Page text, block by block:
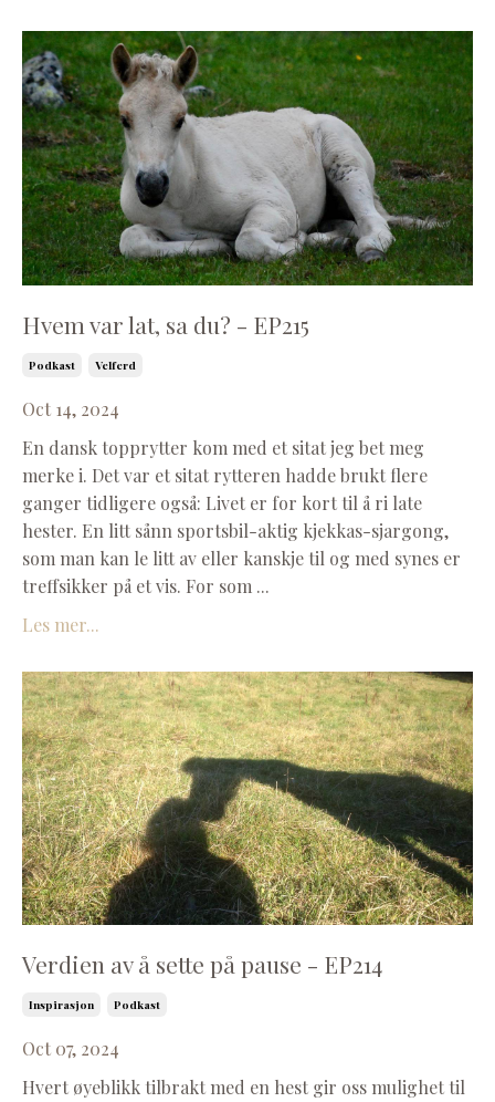
Hvem var lat, sa du? - EP215
Podkast Velferd
Oct 14, 2024
En dansk topprytter kom med et sitat jeg bet meg
merke i. Det var et sitat rytteren hadde brukt flere
ganger tidligere også: Livet er for kort til å ri late
hester. En litt sånn sportsbil-aktig kjekkas-sjargong,
som man kan le litt av eller kanskje til og med synes er
treffsikker på et vis. For som ...
Les mer...
Verdien av å sette på pause - EP214
Inspirasjon Podkast
Oct 07, 2024
Hvert øyeblikk tilbrakt med en hest gir oss mulighet til